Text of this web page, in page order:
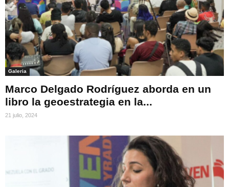
Galeria
Marco Delgado Rodríguez aborda en un
libro la geoestrategia en la...
21 julio, 2024